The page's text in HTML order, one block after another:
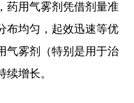
药用气雾剂凭借剂量准
布均匀，起效迅速等优
气雾剂
（特别是用于治
增长。